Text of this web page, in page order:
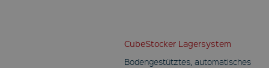
CubeStocker Lagersystem
Bodengestütztes, automatisches